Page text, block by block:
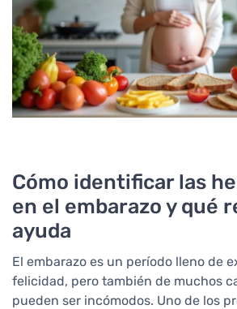
Cómo identificar las
en el embarazo y qué
ayuda
El embarazo es un período lleno de
felicidad, pero también de muchos
pueden ser incómodos. Uno de los